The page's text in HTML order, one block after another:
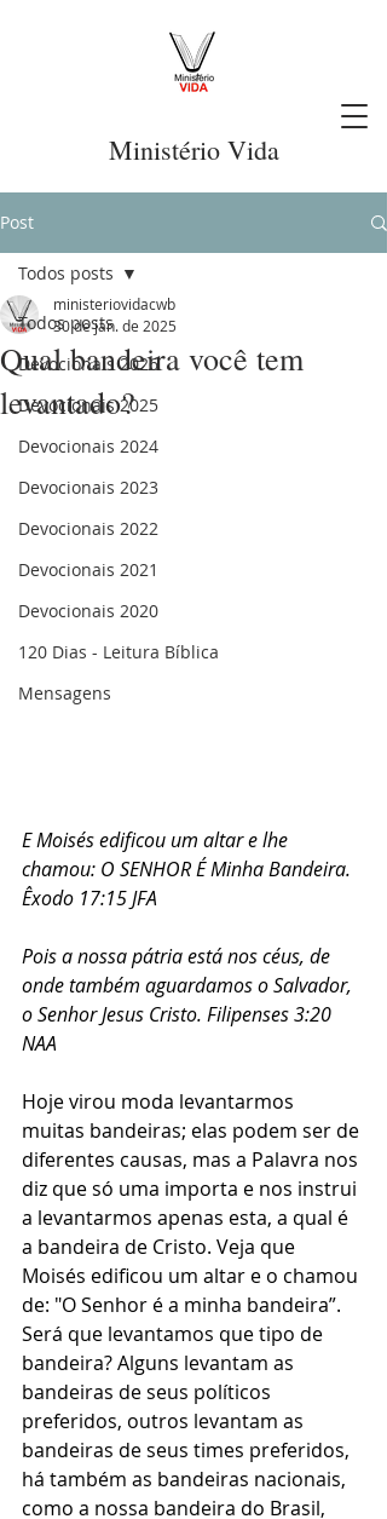
Ministério Vida
Post
Todos posts
Devocionais 2026
Devocionais 2025
Devocionais 2024
Devocionais 2023
Devocionais 2022
Devocionais 2021
Devocionais 2020
120 Dias - Leitura Bíblica
Mensagens
Todos posts
Qual bandeira você tem
levantado?
ministeriovidacwb
30 de jan. de 2025
E Moisés edificou um altar e lhe
chamou: O SENHOR É Minha Bandeira.
Êxodo 17:15 JFA
Pois a nossa pátria está nos céus, de
onde também aguardamos o Salvador,
o Senhor Jesus Cristo. Filipenses 3:20
NAA
Hoje virou moda levantarmos
muitas bandeiras; elas podem ser de
diferentes causas, mas a Palavra nos
diz que só uma importa e nos instrui
a levantarmos apenas esta, a qual é
a bandeira de Cristo. Veja que
Moisés edificou um altar e o chamou
de: "O Senhor é a minha bandeira”.
Será que levantamos que tipo de
bandeira? Alguns levantam as
bandeiras de seus políticos
preferidos, outros levantam as
bandeiras de seus times preferidos,
há também as bandeiras nacionais,
como a nossa bandeira do Brasil,